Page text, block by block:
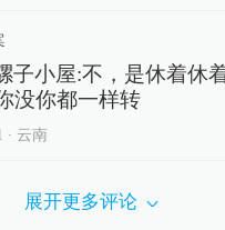
子小屋:不，是休着休
没你都一样转
∙ 云南
展开更多评论